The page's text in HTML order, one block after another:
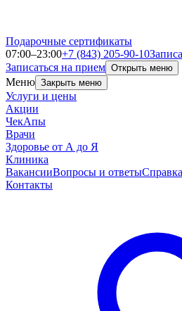
Подарочные сертификаты
07:00–23:00+7 (843) 205-90-10
Записаться на прием Открыть меню
Меню Закрыть меню
Услуги и цены
Акции
ЧекАпы
Врачи
Здоровье от А до Я
Клиника
ВакансииВопросы и ответы
Контакты